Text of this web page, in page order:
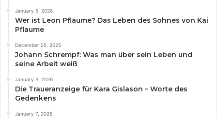
January 5, 2026
Wer ist Leon Pflaume? Das Leben des Sohnes von Kai
Pflaume
December 25, 2025
Johann Schrempf: Was man über sein Leben und
seine Arbeit weiß
January 3, 2026
Die Traueranzeige für Kara Gislason – Worte des
Gedenkens
January 7, 2026